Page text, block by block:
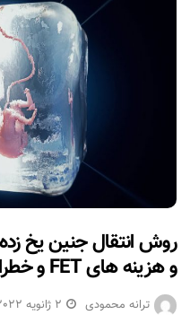
و هزینه های FET و خطرات احتمالی آن
ترانه محمودی 2 ژانویه 2022